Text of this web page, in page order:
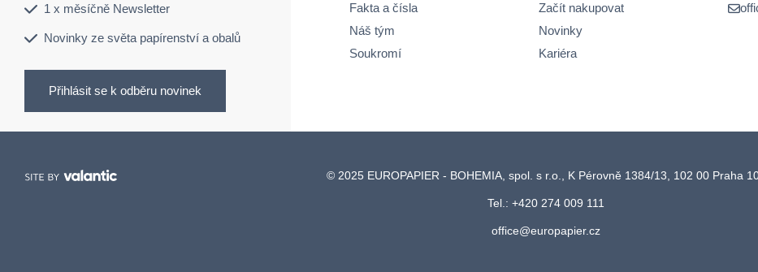
1 x měsíčně Newsletter
Novinky ze světa papírenství a obalů
Přihlásit se k odběru novinek
Fakta a čísla
Náš tým
Soukromí
Začít nakupovat
Novinky
Kariéra
© 2025 EUROPAPIER - BOHEMIA, spol. s r.o., K Pérovně 1384/13, 102 00 Praha
Tel.: +420 274 009 111
office@europapier.cz